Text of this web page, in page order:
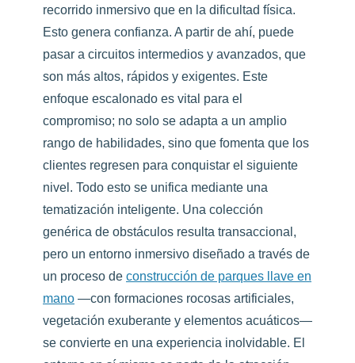
recorrido inmersivo que en la dificultad física.
Esto genera confianza. A partir de ahí, puede
pasar a circuitos intermedios y avanzados, que
son más altos, rápidos y exigentes. Este
enfoque escalonado es vital para el
compromiso; no solo se adapta a un amplio
rango de habilidades, sino que fomenta que los
clientes regresen para conquistar el siguiente
nivel. Todo esto se unifica mediante una
tematización inteligente. Una colección
genérica de obstáculos resulta transaccional,
pero un entorno inmersivo diseñado a través de
un proceso de construcción de parques llave en
mano —con formaciones rocosas artificiales,
vegetación exuberante y elementos acuáticos—
se convierte en una experiencia inolvidable. El